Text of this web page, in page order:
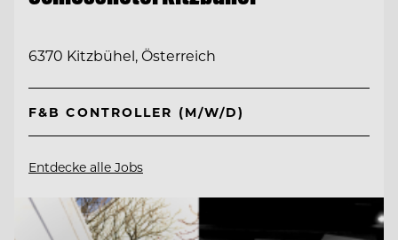
6370 Kitzbühel, Österreich
F&B CONTROLLER (M/W/D)
Entdecke alle Jobs